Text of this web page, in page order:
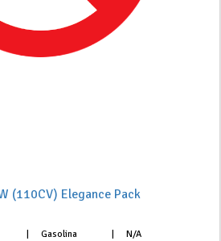
(110CV) Elegance Pack
Gasolina N/A